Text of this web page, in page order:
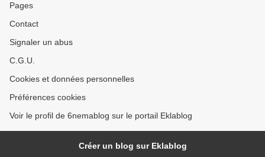
Pages
Contact
Signaler un abus
C.G.U.
Cookies et données personnelles
Préférences cookies
Voir le profil de 6nemablog sur le portail Eklablog
Créer un blog sur Eklablog